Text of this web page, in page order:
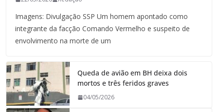
Imagens: Divulgação SSP Um homem apontado como
integrante da facção Comando Vermelho e suspeito de
envolvimento na morte de um
Queda de avião em BH deixa dois
mortos e três feridos graves
04/05/2026